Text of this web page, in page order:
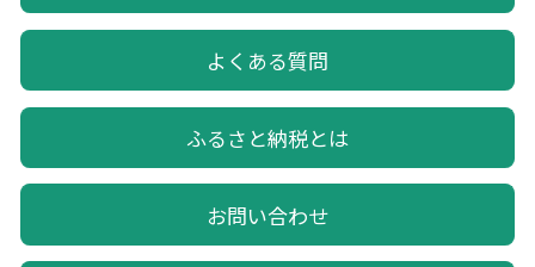
グルメ 旅の予約
アクセス
キュンちゃんオンラインショップ
よくある質問
ふるさと納税とは
お問い合わせ